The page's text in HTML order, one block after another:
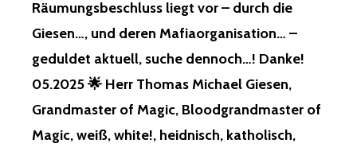
26 –
T UN
D FÜ
E VO
N EU
WÄHNTEN KI
Räumungsbeschluss liegt vor – durch die
Giesen…, und deren Mafiaorganisation… –
geduldet aktuell, suche dennoch…! Danke!
05.2025 🌟 Herr Thomas Michael Giesen,
Grandmaster of Magic, Bloodgrandmaster of
Magic, weiß, white!, heidnisch, katholisch,